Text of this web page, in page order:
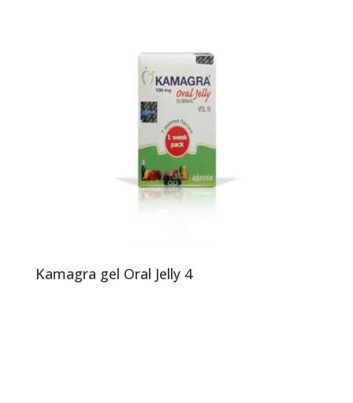
Kamagra gel Oral Jelly 4